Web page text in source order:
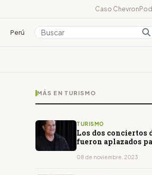
Caso Chevron
Perú Colombia
MÁS EN TURISMO
TURISMO
Los dos conciertos
fueron aplazados
08 de noviembre, 2023